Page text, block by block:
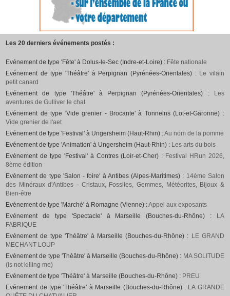
Les 20 derniers événements postés :
Evénement de type 'Fête' à Dolus-le-Sec (Indre-et-Loire) : Fête nationale
Evénement de type 'Théâtre' à Perpignan (Pyrénées-Orientales) : Le vilain
petit canard
Evénement de type 'Théâtre' à Perpignan (Pyrénées-Orientales) :
Les
aventures de Gulliver le chat
Evénement de type 'Vide grenier - Brocante' à Tonneins (Lot-et-Garonne) :
Vide grenier de l'aet
Evénement de type 'Festival' à Ungersheim (Haut-Rhin) :Au nom de la pomme
Evénement de type 'Animation' à Ungersheim (Haut-Rhin) : Les arts du bois
Evénement de type 'Festival' à Contres (Loir-et-Cher) : Festival HRun 2026,
8ème édition
Evénement de type 'Salon - foire' à Antibes (Alpes-Maritimes) : 14ème Salon
des Minéraux d'Antibes - Cristaux, Fossiles, Gemmes, Météorites, Bijoux &
Bien-être
Evénement de type 'Marché' à Romagne (Vienne) :Appel aux exposants
Evénement de type 'Spectacle' à Marseille (Bouches-du-Rhône) :
LA
FABRIQUE
Evénement de type 'Théâtre' à Marseille (Bouches-du-Rhône) : LE GRAND
MECHANT LOUP
Evénement de type 'Théâtre' à Marseille (Bouches-du-Rhône) : MA SOLITUDE
(is not killing me)
Evénement de type 'Théâtre' à Marseille (Bouches-du-Rhône) : PREU
Evénement de type 'Théâtre' à Marseille (Bouches-du-Rhône) : LA GRANDE